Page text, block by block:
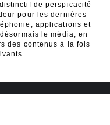
de perspicacité
pour les dernières
applications et
le média, en
des contenus à la fois